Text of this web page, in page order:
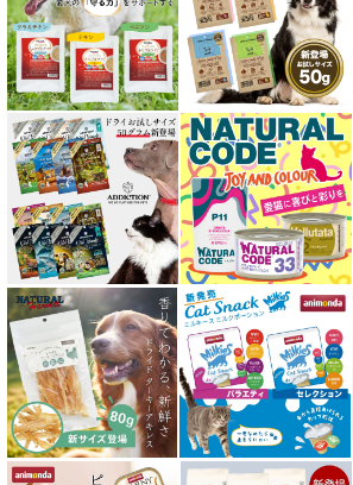
水分補給用ウェットフード for CAT
特集 穀物不使用 キャットフード（ドライ）
エアドライ キャットフード
フリーズドライ キャットフード
おやつ全アイテム
素材そのまま